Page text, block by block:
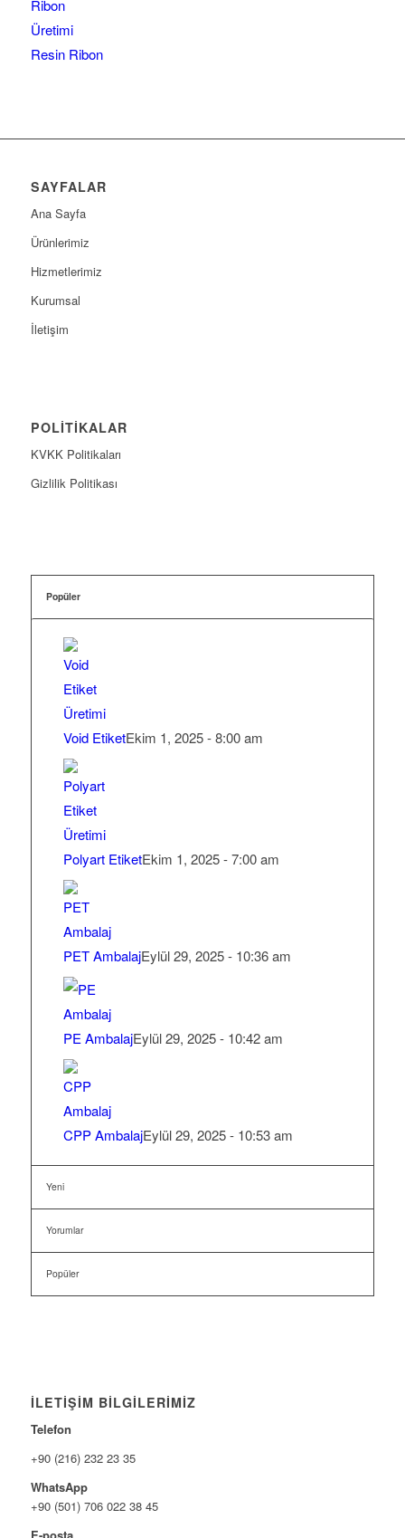
Resin Ribon
SAYFALAR
Ana Sayfa
Ürünlerimiz
Hizmetlerimiz
Kurumsal
İletişim
POLİTİKALAR
KVKK Politikaları
Gizlilik Politikası
Popüler
Void EtiketEkim 1, 2025 - 8:00 am
Polyart EtiketEkim 1, 2025 - 7:00 am
PET AmbalajEylül 29, 2025 - 10:36 am
PE AmbalajEylül 29, 2025 - 10:42 am
CPP AmbalajEylül 29, 2025 - 10:53 am
Yeni
Yorumlar
Popüler
İLETİŞİM BİLGİLERİMİZ
Telefon
+90 (216) 232 23 35
WhatsApp
+90 (501) 706 022 38 45